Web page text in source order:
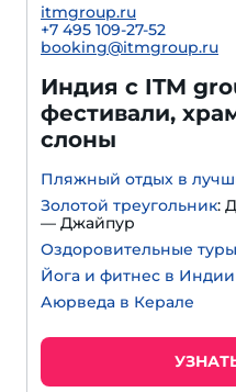
itmgroup.ru
+7 495 109-27-52
booking@itmgroup.ru
Индия с ITM
фестивали,
слоны
Пляжный отдых в
Золотой треугольник:
— Джайпур
Оздоровительные туры
Йога и фитнес в Индии
Аюрведа в Керале